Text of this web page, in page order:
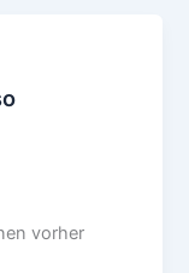
vorher